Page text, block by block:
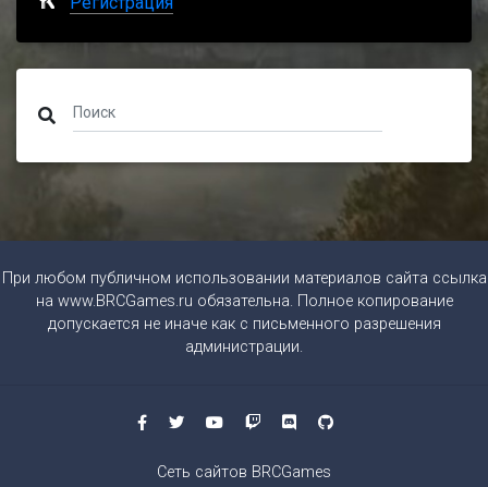
При любом публичном использовании материалов сайта ссылка
на www.BRCGames.ru обязательна. Полное копирование
допускается не иначе как с письменного разрешения
администрации.
Сеть сайтов BRCGames